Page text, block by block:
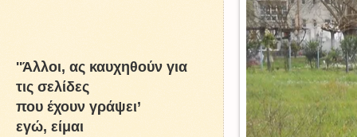
''Άλλοι, ας καυχηθούν για
τις σελίδες
που έχουν γράψει’
εγώ, είμαι